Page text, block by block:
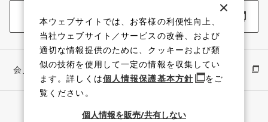
採用情報
会員サイト イワキ公式 YouTube
本ウェブサイトでは、お客様の利便性向上、
当社ウェブサイト／サービスの改善、および
適切な情報提供のために、クッキーおよび類
似の技術を使用して一定の情報を収集してい
ます。詳しくは個人情報保護基本方針
をご
覧ください。
個人情報を販売/共有しない